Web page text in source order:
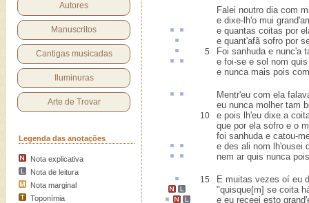
Autores
Manuscritos
Cantigas musicadas
Iluminuras
Arte de Trovar
Legenda das anotações
Nota explicativa
Nota de leitura
Nota marginal
Toponímia
Falei noutro dia com
e dixe-lh'o mui
e quantas coitas por
e quant'afãsofro por
5 Foi sanhudae nunc'a
e foi-se e sol nom
e nunca mais pois
Mentr'eu com ela
eu nunca molher tam
10
e pois lh'eu dixe a
que por ela sofro e o
foi sanhuda e catou-
e des ali nom lh'ousei
nem ar quis nunca pois
15 E muitas vezes oí eu
"quisque[m] se coita
e eu receei esto